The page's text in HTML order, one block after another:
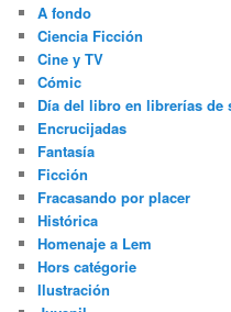
A fondo
Ciencia Ficción
Cine y TV
Cómic
Día del libro en librerías de
Encrucijadas
Fantasía
Ficción
Fracasando por placer
Histórica
Homenaje a Lem
Hors catégorie
Ilustración